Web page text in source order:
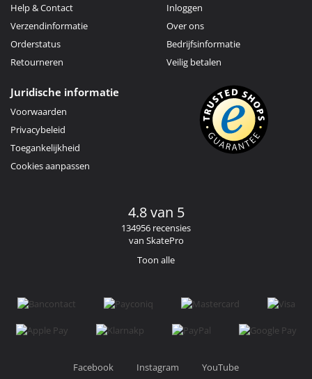
Help & Contact
Verzendinformatie
Orderstatus
Retourneren
Inloggen
Over ons
Bedrijfsinformatie
Veilig betalen
Juridische informatie
Voorwaarden
Privacybeleid
Toegankelijkheid
Cookies aanpassen
4.8 van 5
134956 recensies
van SkatePro
Toon alle
Facebook Instagram YouTube